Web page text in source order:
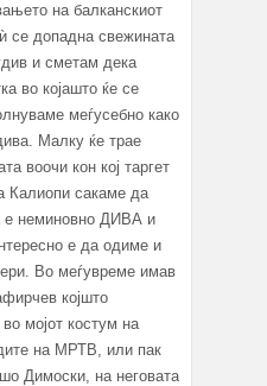
на балканскиот
се допадна свежината
и сметам дека
во којашто ќе се
меѓусебно како
Малку ќе трае
воочи кон кој таргет
Калиопи сакаме да
е неминовно ДИВА и
е да одиме и
Во меѓувреме имав
којшто
мојот костум на
на МРТВ, или пак
Димоски, на неговата